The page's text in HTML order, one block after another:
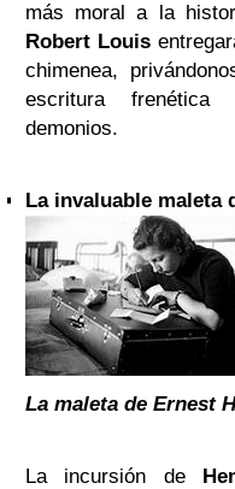
más moral a la
Robert Louis
chimenea,
escritura frenética
demonios.
La invaluable maleta
La maleta de Ernest
La incursión de